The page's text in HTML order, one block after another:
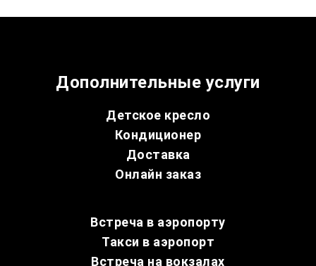
Дополнительные услуги
Детское кресло
Кондиционер
Доставка
Онлайн заказ
Встреча в аэропорту
Такси в аэропорт
Встреча на вокзалах